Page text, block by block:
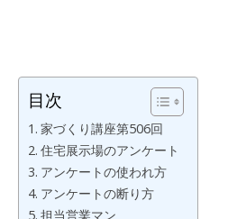
目次
家づくり講座第506回
住宅展示場のアンケート
アンケートの使われ方
アンケートの断り方
担当営業マン